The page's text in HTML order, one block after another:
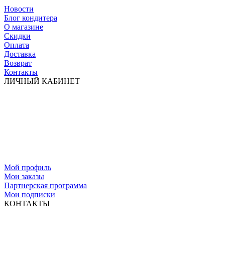
Новости
Блог кондитера
О магазине
Скидки
Оплата
Доставка
Возврат
Контакты
ЛИЧНЫЙ КАБИНЕТ
Мой профиль
Мои заказы
Партнерская программа
Мои подписки
КОНТАКТЫ